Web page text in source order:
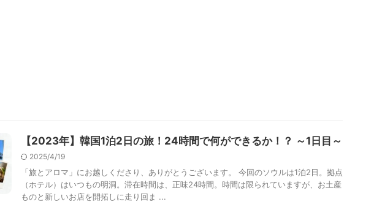
【2023年】韓国1泊2日の旅！24時間で何ができるか！？ ～1日目～
2025/4/19
「旅とアロマ」にお越しくださり、ありがとうございます。 今回のソウルは1泊2日。拠点
（ホテル）はいつもの明洞。滞在時間は、正味24時間。時間は限られていますが、お土産
ものと新しいお店を開拓しに走り回ま ...